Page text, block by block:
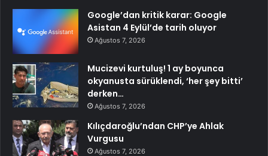
Google’dan kritik karar: Google
Asistan 4 Eylül’de tarih oluyor
Ağustos 7, 2026
Mucizevi kurtuluş! 1 ay boyunca
okyanusta sürüklendi, ‘her şey bitti’
derken…
Ağustos 7, 2026
Kılıçdaroğlu’ndan CHP’ye Ahlak
Vurgusu
Ağustos 7, 2026